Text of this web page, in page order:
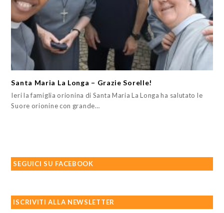
Santa Maria La Longa – Grazie Sorelle!
Ieri la famiglia orionina di Santa Maria La Longa ha salutato le
Suore orionine con grande…
SEGUICI SU FACEBOOK
ISCRIVITI ALLA NEWSLETTER